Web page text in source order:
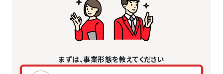
まずは、事業形態を教えてください